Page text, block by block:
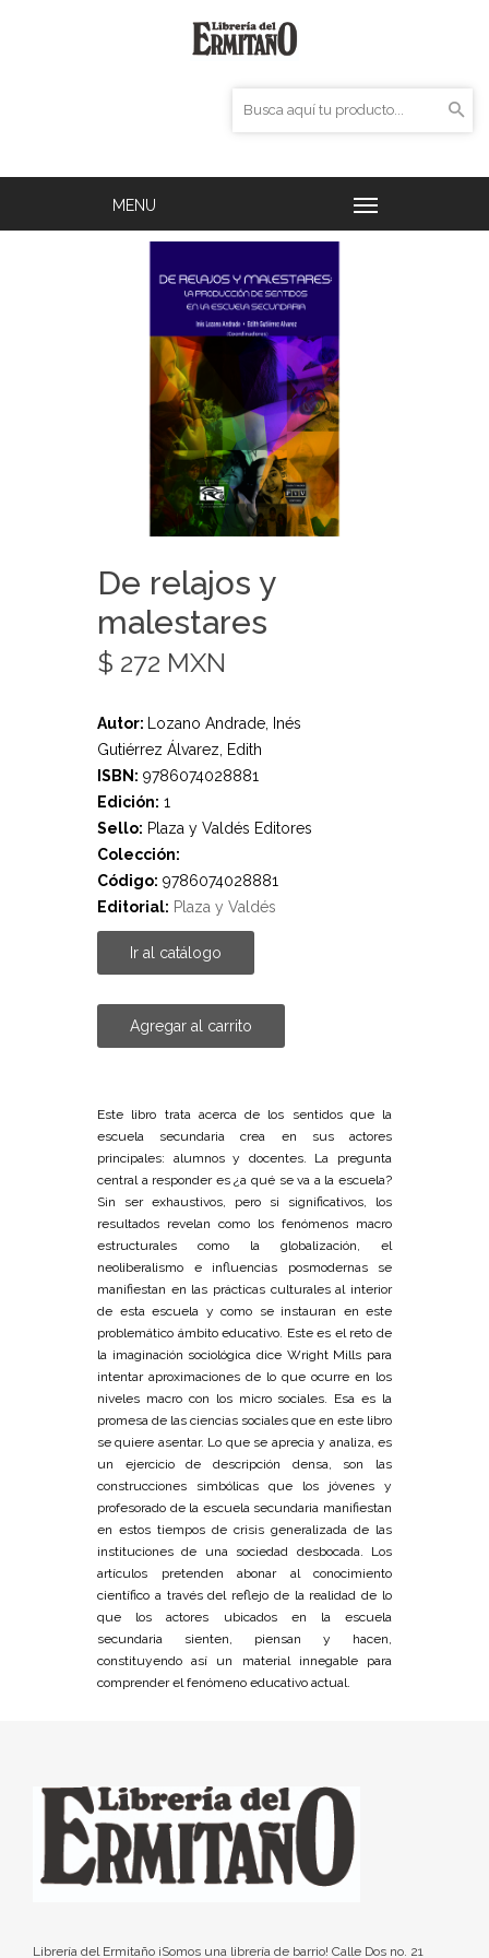
De relajos y
malestares
$ 272 MXN
Autor: Lozano Andrade, Inés
Gutiérrez Álvarez, Edith
ISBN: 9786074028881
Edición: 1
Sello: Plaza y Valdés Editores
Colección:
Código: 9786074028881
Editorial: Plaza y Valdés
Ir al catálogo
Agregar al carrito
Este libro trata acerca de los sentidos que la
escuela secundaria crea en sus actores
principales: alumnos y docentes. La pregunta
central a responder es ¿a qué se va a la escuela?
Sin ser exhaustivos, pero si significativos, los
resultados revelan como los fenómenos macro
estructurales como la globalización, el
neoliberalismo e influencias posmodernas se
manifiestan en las prácticas culturales al interior
de esta escuela y como se instauran en este
problemático ámbito educativo. Este es el reto de
la imaginación sociológica dice Wright Mills para
intentar aproximaciones de lo que ocurre en los
niveles macro con los micro sociales. Esa es la
promesa de las ciencias sociales que en este libro
se quiere asentar. Lo que se aprecia y analiza, es
un ejercicio de descripción densa, son las
construcciones simbólicas que los jóvenes y
profesorado de la escuela secundaria manifiestan
en estos tiempos de crisis generalizada de las
instituciones de una sociedad desbocada. Los
artículos pretenden abonar al conocimiento
científico a través del reflejo de la realidad de lo
que los actores ubicados en la escuela
secundaria sienten, piensan y hacen,
constituyendo así un material innegable para
comprender el fenómeno educativo actual.
Librería del Ermitaño ¡Somos una librería de barrio! Calle Dos no. 21